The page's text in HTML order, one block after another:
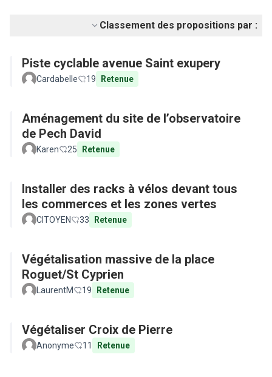
Classement des propositions par :
Piste cyclable avenue Saint exupery
Cardabelle 19 Retenue
Aménagement du site de l’observatoire
de Pech David
Karen 25 Retenue
Installer des racks à vélos devant tous
les commerces et les zones vertes
CITOYEN 33 Retenue
Végétalisation massive de la place
Roguet/St Cyprien
LaurentM 19 Retenue
Végétaliser Croix de Pierre
Anonyme 11 Retenue